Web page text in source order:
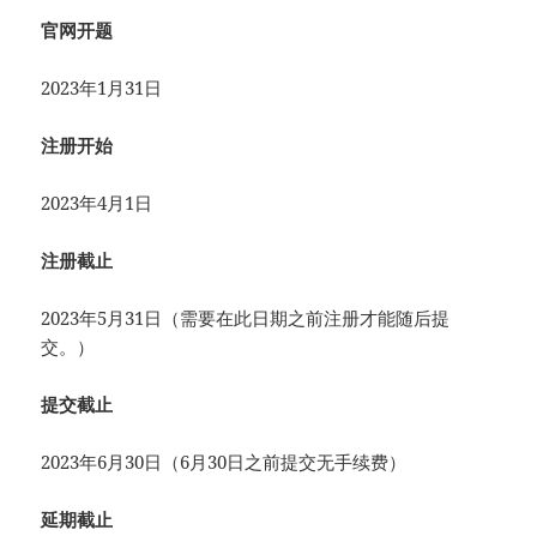
官网开题
2023年1月31日
注册开始
2023年4月1日
注册截止
2023年5月31日（需要在此日期之前注册才能随后提
交。）
提交截止
2023年6月30日（6月30日之前提交无手续费）
延期截止